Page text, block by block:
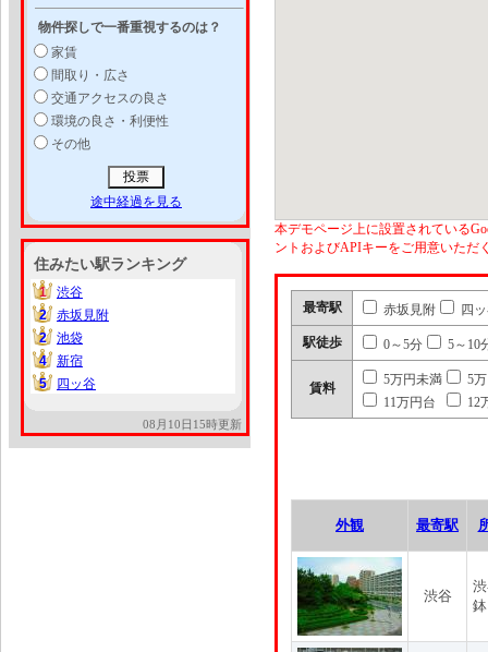
物件探しで一番重視するのは？
家賃
間取り・広さ
交通アクセスの良さ
環境の良さ・利便性
その他
途中経過を見る
住みたい駅ランキング
1
1
渋谷
2
2
赤坂見附
2
2
池袋
4
4
新宿
5
5 四ッ谷
08月10日15時更新
本デモページ上に設置されている
ントおよびAPIキーをご用意いただ
最寄駅 赤坂見附 四
駅徒歩 0～5分 5～10
賃料
5万円未満
5
11万円台
12
外観 最寄駅
渋谷